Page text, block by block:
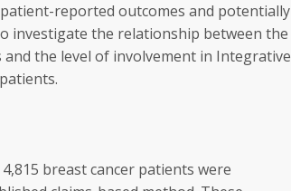
reported outcomes and potentially
investigate the relationship between the
the level of involvement in Integrative
breast cancer patients were